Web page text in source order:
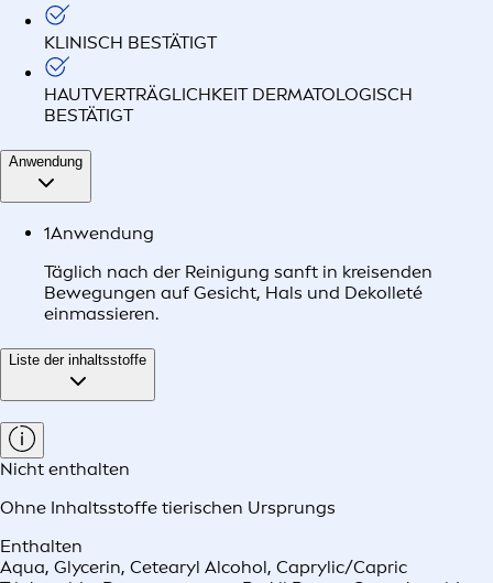
KLINISCH BESTÄTIGT
HAUTVERTRÄGLICHKEIT DERMATOLOGISCH
BESTÄTIGT
Anwendung
1Anwendung
Täglich nach der Reinigung sanft in kreisenden
Bewegungen auf Gesicht, Hals und Dekolleté
einmassieren.
Liste der inhaltsstoffe
Nicht enthalten
Ohne Inhaltsstoffe tierischen Ursprungs
Enthalten
Aqua, Glycerin, Cetearyl Alcohol, Caprylic/Capric